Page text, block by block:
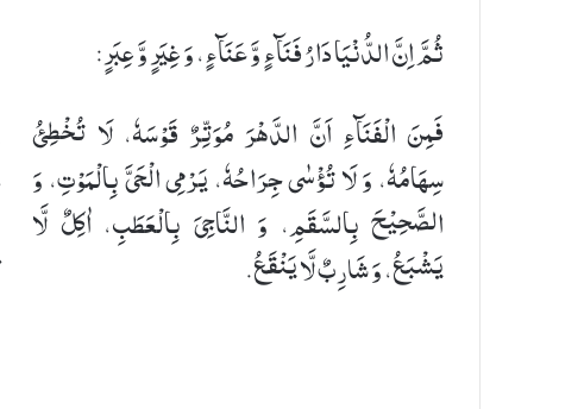
ثُمَّ اِنَّ الدُّنْیَا دَارُ فَنَآءٍ وَّ عَنَآءٍ، وَ غِیَرٍ وَّ عِبَرٍ:
فَمِنَ الْفَنَآءِ اَنَّ الدَّهْرَ مُوَتِّرٌ قَوْسَهٗ، لَا تُخْطِئُ
سِهَامُهٗ، وَ لَا تُؤْسٰی جِرَاحُهٗ، یَرْمِی الْحَیَّ بِالْمَوْتِ، وَ
الصَّحِیْحَ بِالسَّقَمِ، وَ النَّاجِیَ بِالْعَطَبِ، اٰكِلٌ لَّا
یَشْبَعُ، وَ شَارِبٌ لَّا یَنْقَعُ.